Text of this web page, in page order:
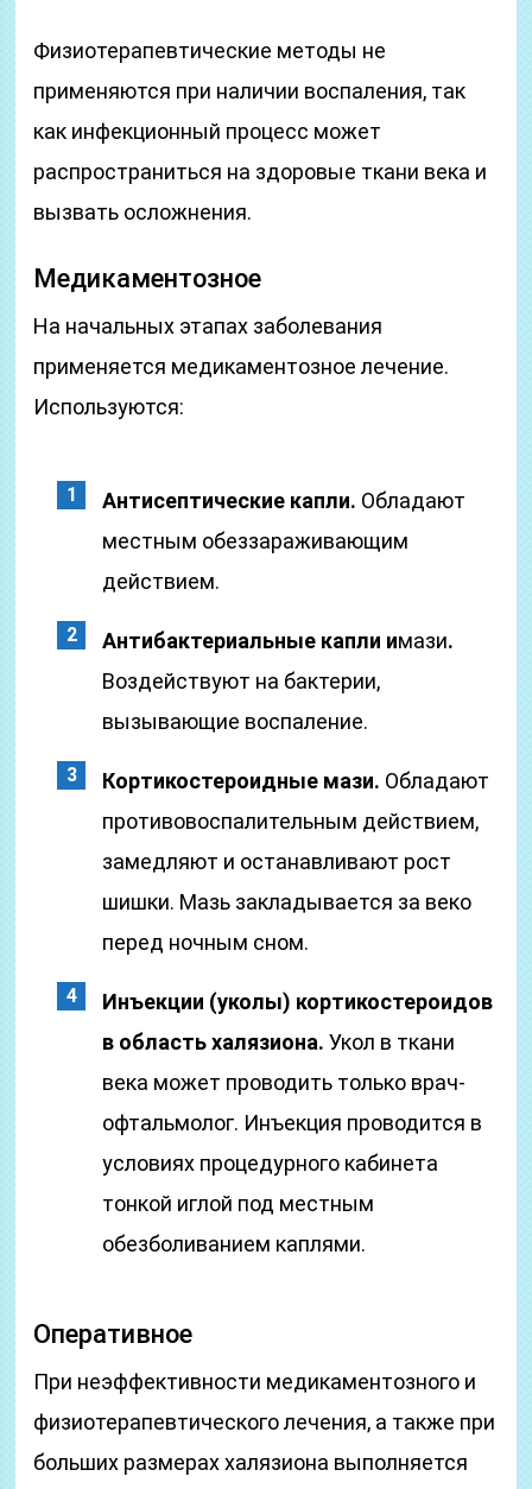
Физиотерапевтические методы не
применяются при наличии воспаления, так
как инфекционный процесс может
распространиться на здоровые ткани века и
вызвать осложнения.
Медикаментозное
На начальных этапах заболевания
применяется медикаментозное лечение.
Используются:
Антисептические капли. Обладают
местным обеззараживающим
действием.
Антибактериальные капли имази.
Воздействуют на бактерии,
вызывающие воспаление.
Кортикостероидные мази. Обладают
противовоспалительным действием,
замедляют и останавливают рост
шишки. Мазь закладывается за веко
перед ночным сном.
Инъекции (уколы) кортикостероидов
в область халязиона. Укол в ткани
века может проводить только врач-
офтальмолог. Инъекция проводится в
условиях процедурного кабинета
тонкой иглой под местным
обезболиванием каплями.
Оперативное
При неэффективности медикаментозного и
физиотерапевтического лечения, а также при
больших размерах халязиона выполняется